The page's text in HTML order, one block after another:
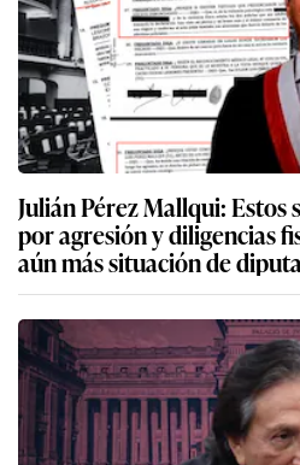
Julián Pérez Mallqui: Estos
por agresión y diligencias
aún más situación de